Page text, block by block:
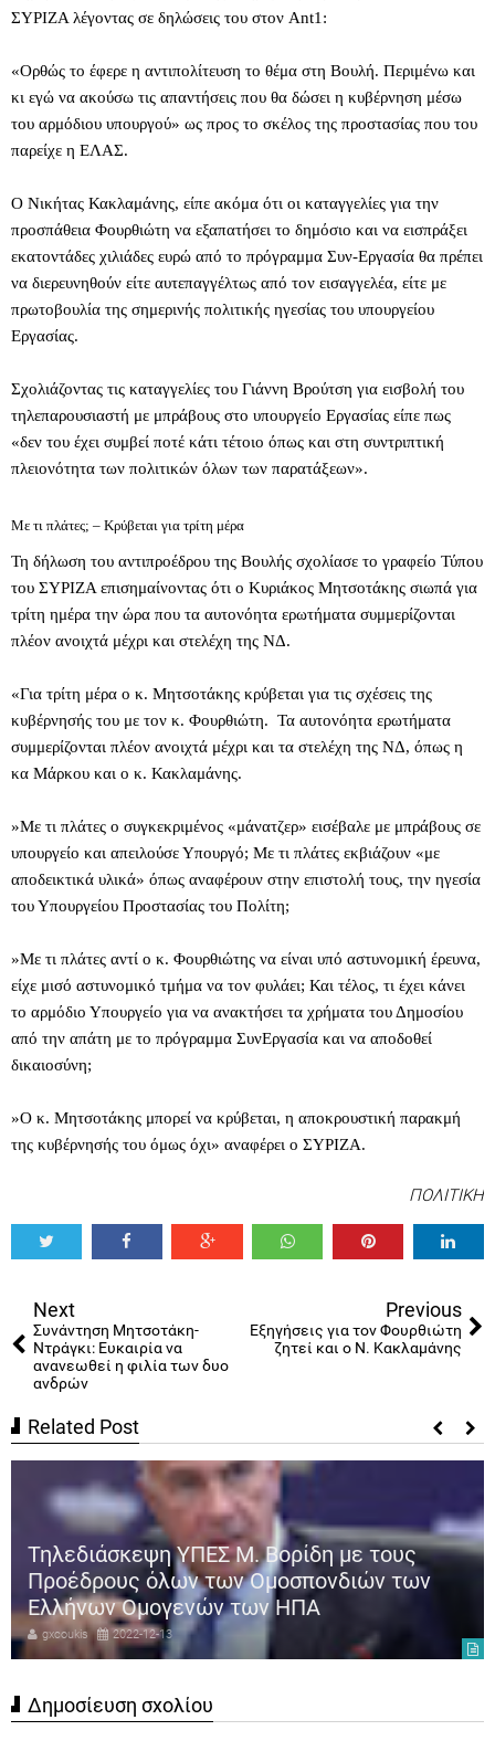
ΣΥΡΙΖΑ λέγοντας σε δηλώσεις του στον Ant1:
«Ορθώς το έφερε η αντιπολίτευση το θέμα στη Βουλή. Περιμένω και
κι εγώ να ακούσω τις απαντήσεις που θα δώσει η κυβέρνηση μέσω
του αρμόδιου υπουργού» ως προς το σκέλος της προστασίας που του
παρείχε η ΕΛΑΣ.
Ο Νικήτας Κακλαμάνης, είπε ακόμα ότι οι καταγγελίες για την
προσπάθεια Φουρθιώτη να εξαπατήσει το δημόσιο και να εισπράξει
εκατοντάδες χιλιάδες ευρώ από το πρόγραμμα Συν-Εργασία θα πρέπει
να διερευνηθούν είτε αυτεπαγγέλτως από τον εισαγγελέα, είτε με
πρωτοβουλία της σημερινής πολιτικής ηγεσίας του υπουργείου
Εργασίας.
Σχολιάζοντας τις καταγγελίες του Γιάννη Βρούτση για εισβολή του
τηλεπαρουσιαστή με μπράβους στο υπουργείο Εργασίας είπε πως
«δεν του έχει συμβεί ποτέ κάτι τέτοιο όπως και στη συντριπτική
πλειονότητα των πολιτικών όλων των παρατάξεων».
Με τι πλάτες; – Κρύβεται για τρίτη μέρα
Τη δήλωση του αντιπροέδρου της Βουλής σχολίασε το γραφείο Τύπου
του ΣΥΡΙΖΑ επισημαίνοντας ότι ο Κυριάκος Μητσοτάκης σιωπά για
τρίτη ημέρα την ώρα που τα αυτονόητα ερωτήματα συμμερίζονται
πλέον ανοιχτά μέχρι και στελέχη της ΝΔ.
«Για τρίτη μέρα ο κ. Μητσοτάκης κρύβεται για τις σχέσεις της
κυβέρνησής του με τον κ. Φουρθιώτη. Τα αυτονόητα ερωτήματα
συμμερίζονται πλέον ανοιχτά μέχρι και τα στελέχη της ΝΔ, όπως η
κα Μάρκου και ο κ. Κακλαμάνης.
»Με τι πλάτες ο συγκεκριμένος «μάνατζερ» εισέβαλε με μπράβους σε
υπουργείο και απειλούσε Υπουργό; Με τι πλάτες εκβιάζουν «με
αποδεικτικά υλικά» όπως αναφέρουν στην επιστολή τους, την ηγεσία
του Υπουργείου Προστασίας του Πολίτη;
»Με τι πλάτες αντί ο κ. Φουρθιώτης να είναι υπό αστυνομική έρευνα,
είχε μισό αστυνομικό τμήμα να τον φυλάει; Και τέλος, τι έχει κάνει
το αρμόδιο Υπουργείο για να ανακτήσει τα χρήματα του Δημοσίου
από την απάτη με το πρόγραμμα ΣυνΕργασία και να αποδοθεί
δικαιοσύνη;
»Ο κ. Μητσοτάκης μπορεί να κρύβεται, η αποκρουστική παρακμή
της κυβέρνησής του όμως όχι» αναφέρει ο ΣΥΡΙΖΑ.
ΠΟΛΙΤΙΚΗ
Next
Συνάντηση Μητσοτάκη-
Ντράγκι: Ευκαιρία να
ανανεωθεί η φιλία των δυο
ανδρών
Previous
Εξηγήσεις για τον Φουρθιώτη
ζητεί και ο Ν. Κακλαμάνης
Related Post
Τηλεδιάσκεψη ΥΠΕΣ Μ. Βορίδη με τους
Προέδρους όλων των Ομοσπονδιών των
Ελλήνων Ομογενών των ΗΠΑ
gxcoukis 2022-12-13
Δημοσίευση σχολίου